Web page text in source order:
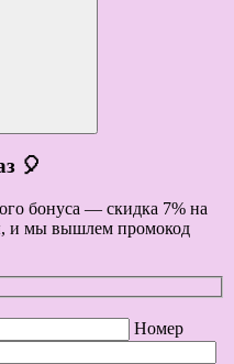
🎈
бонуса — скидка 7% на
и мы вышлем промокод
Номер